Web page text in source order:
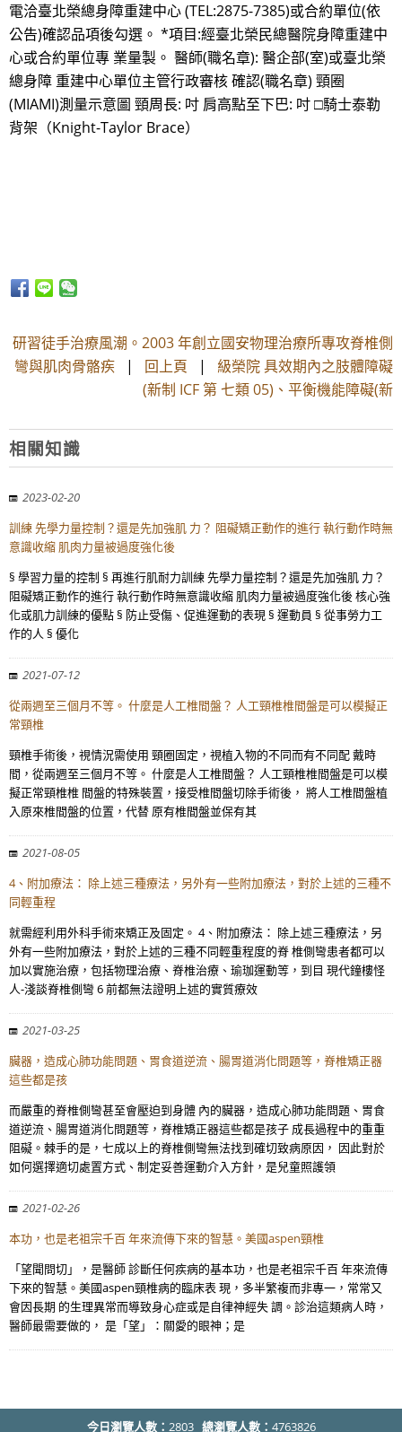
電洽臺北榮總身障重建中心 (TEL:2875-7385)或合約單位(依
公告)確認品項後勾選。 *項目:經臺北榮民總醫院身障重建中
心或合約單位專 業量製。 醫師(職名章): 醫企部(室)或臺北榮
總身障 重建中心單位主管行政審核 確認(職名章) 頸圈
(MIAMI)測量示意圖 頸周長: 吋 肩高點至下巴: 吋 □騎士泰勒
背架（Knight-Taylor Brace）
研習徒手治療風潮。2003 年創立國安物理治療所專攻脊椎側
彎與肌肉骨骼疾 | 回上頁 | 級榮院 具效期內之肢體障礙
(新制 ICF 第 七類 05)、平衡機能障礙(新
相關知識
2023-02-20
訓練 先學力量控制？還是先加強肌 力？ 阻礙矯正動作的進行 執行動作時無
意識收縮 肌肉力量被過度強化後
§ 學習力量的控制 § 再進行肌耐力訓練 先學力量控制？還是先加強肌 力？
阻礙矯正動作的進行 執行動作時無意識收縮 肌肉力量被過度強化後 核心強
化或肌力訓練的優點 § 防止受傷、促進運動的表現 § 運動員 § 從事勞力工
作的人 § 優化
2021-07-12
從兩週至三個月不等。 什麼是人工椎間盤？ 人工頸椎椎間盤是可以模擬正
常頸椎
頸椎手術後，視情況需使用 頸圈固定，視植入物的不同而有不同配 戴時
間，從兩週至三個月不等。 什麼是人工椎間盤？ 人工頸椎椎間盤是可以模
擬正常頸椎椎 間盤的特殊裝置，接受椎間盤切除手術後， 將人工椎間盤植
入原來椎間盤的位置，代替 原有椎間盤並保有其
2021-08-05
4、附加療法： 除上述三種療法，另外有一些附加療法，對於上述的三種不
同輕重程
就需經利用外科手術來矯正及固定。 4、附加療法： 除上述三種療法，另
外有一些附加療法，對於上述的三種不同輕重程度的脊 椎側彎患者都可以
加以實施治療，包括物理治療、脊椎治療、瑜珈運動等，到目 現代鐘樓怪
人-淺談脊椎側彎 6 前都無法證明上述的實質療效
2021-03-25
臟器，造成心肺功能問題、胃食道逆流、腸胃道消化問題等，脊椎矯正器
這些都是孩
而嚴重的脊椎側彎甚至會壓迫到身體 內的臟器，造成心肺功能問題、胃食
道逆流、腸胃道消化問題等，脊椎矯正器這些都是孩子 成長過程中的重重
阻礙。棘手的是，七成以上的脊椎側彎無法找到確切致病原因， 因此對於
如何選擇適切處置方式、制定妥善運動介入方針，是兒童照護領
2021-02-26
本功，也是老祖宗千百 年來流傳下來的智慧。美國aspen頸椎
「望聞問切」，是醫師 診斷任何疾病的基本功，也是老祖宗千百 年來流傳
下來的智慧。美國aspen頸椎病的臨床表 現，多半繁複而非專一，常常又
會因長期 的生理異常而導致身心症或是自律神經失 調。診治這類病人時，
醫師最需要做的， 是「望」：關愛的眼神；是
今日瀏覽人數： 2803 總瀏覽人數： 4763826